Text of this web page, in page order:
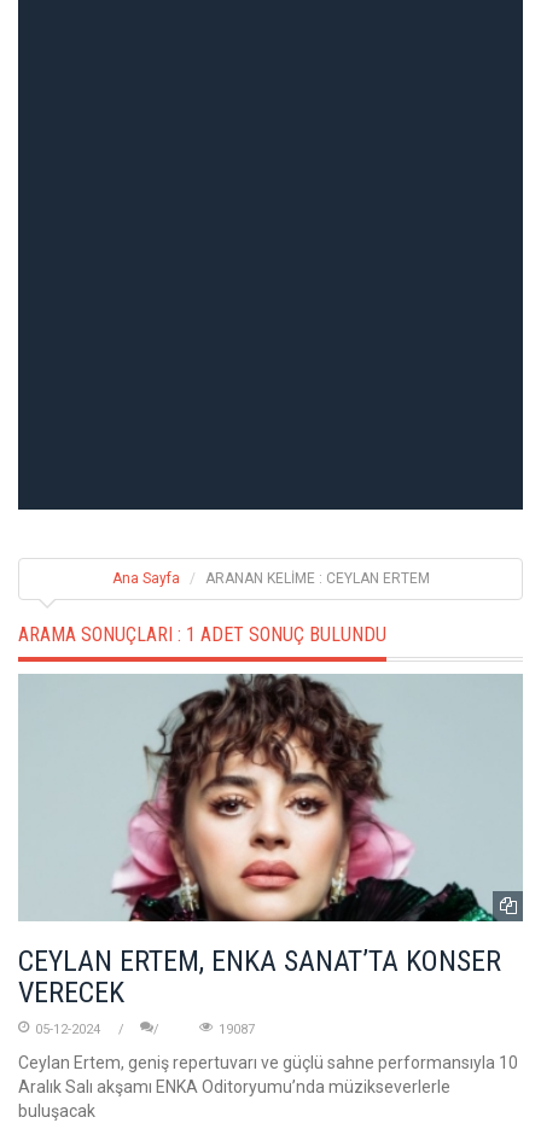
Ana Sayfa ARANAN KELİME : CEYLAN ERTEM
ARAMA SONUÇLARI : 1 ADET SONUÇ BULUNDU
CEYLAN ERTEM, ENKA SANAT’TA KONSER
VERECEK
05-12-2024 19087
Ceylan Ertem, geniş repertuvarı ve güçlü sahne performansıyla 10
Aralık Salı akşamı ENKA Oditoryumu’nda müzikseverlerle
buluşacak